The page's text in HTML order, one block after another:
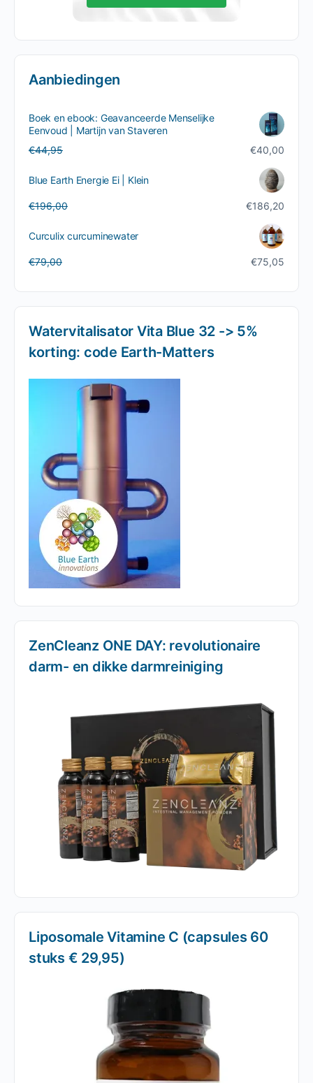
Aanbiedingen
Boek en ebook: Geavanceerde Menselijke
Eenvoud | Martijn van Staveren
€44,95Oorspronkelijke
was:
€44,95.
€40,00
Huidige
is:
€40,00.
Blue Earth Energie Ei | Klein
€196,00Oorspronkelijke
€196,00.
€186,20
Huidige
€186,20.
Curculix curcuminewater
€79,00Oorspronkelijke
€75,05
Huidige
Watervitalisator Vita Blue 32 -> 5%
korting: code Earth-Matters
ZenCleanz ONE DAY: revolutionaire
darm- en dikke darmreiniging
Liposomale Vitamine C (capsules 60
stuks € 29,95)